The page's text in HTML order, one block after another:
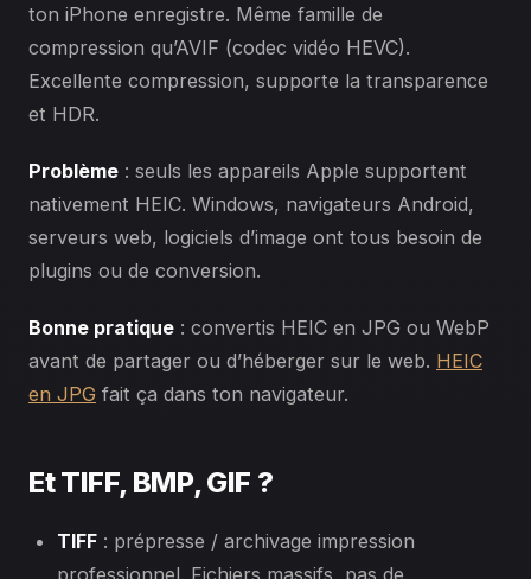
ton iPhone enregistre. Même famille de
compression qu’AVIF (codec vidéo HEVC).
Excellente compression, supporte la transparence
et HDR.
Problème : seuls les appareils Apple supportent
nativement HEIC. Windows, navigateurs Android,
serveurs web, logiciels d’image ont tous besoin de
plugins ou de conversion.
Bonne pratique : convertis HEIC en JPG ou WebP
avant de partager ou d’héberger sur le web. HEIC
en JPG fait ça dans ton navigateur.
Et TIFF, BMP, GIF ?
TIFF : prépresse / archivage impression
professionnel. Fichiers massifs, pas de